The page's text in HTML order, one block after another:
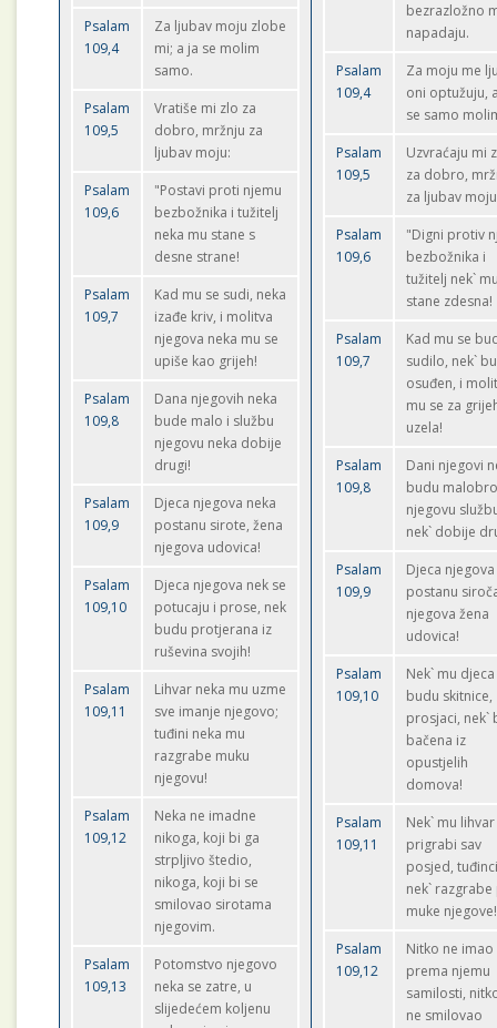
Psalam
109,4
Za ljubav moju zlobe
mi; a ja se molim
samo.
Psalam
109,5
Vratiše mi zlo za
dobro, mržnju za
ljubav moju:
Psalam
109,6
"Postavi proti njemu
bezbožnika i tužitelj
neka mu stane s
desne strane!
Psalam
109,7
Kad mu se sudi, neka
izađe kriv, i molitva
njegova neka mu se
upiše kao grijeh!
Psalam
109,8
Dana njegovih neka
bude malo i službu
njegovu neka dobije
drugi!
Psalam
109,9
Djeca njegova neka
postanu sirote, žena
njegova udovica!
Psalam
109,10
Djeca njegova nek se
potucaju i prose, nek
budu protjerana iz
ruševina svojih!
Psalam
109,11
Lihvar neka mu uzme
sve imanje njegovo;
tuđini neka mu
razgrabe muku
njegovu!
Psalam
109,12
Neka ne imadne
nikoga, koji bi ga
strpljivo štedio,
nikoga, koji bi se
smilovao sirotama
njegovim.
Psalam
109,13
Potomstvo njegovo
neka se zatre, u
slijedećem koljenu
bezrazložno
napadaju.
Psalam
109,4
Za moju me
oni optužuju,
se samo
Psalam
109,5
Uzvraćaju mi
za dobro,
za ljubav
Psalam
109,6
"Digni protiv
bezbožnika i
tužitelj nek`
stane zdesna!
Psalam
109,7
Kad mu se
sudilo, nek`
osuđen, i
mu se za
uzela!
Psalam
109,8
Dani njegovi
budu
njegovu
nek` dobije
Psalam
109,9
Djeca njegova
postanu
njegova žena
udovica!
Psalam
109,10
Nek` mu djeca
budu skitnice,
prosjaci, nek`
bačena iz
opustjelih
domova!
Psalam
109,11
Nek` mu lihvar
prigrabi sav
posjed,
nek`
muke njegove!
Psalam
109,12
Nitko ne imao
prema njemu
samilosti,
ne smilovao